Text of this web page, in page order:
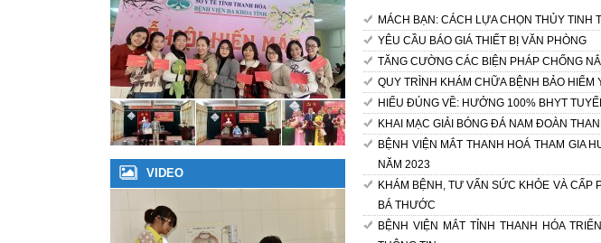
MÁCH BẠN: CÁCH LỰA CHỌN THỦY TINH
YÊU CẦU BÁO GIÁ THIẾT BỊ VĂN PHÒNG
TĂNG CƯỜNG CÁC BIỆN PHÁP CHỐNG
QUY TRÌNH KHÁM CHỮA BỆNH BẢO
HIỂU ĐÚNG VỀ: HƯỞNG 100% BHYT
KHAI MẠC GIẢI BÓNG ĐÁ NAM ĐOÀN
BỆNH VIỆN MẮT THANH HOÁ THAM GIA
NĂM 2023
KHÁM BỆNH, TƯ VẤN SỨC KHỎE VÀ CẤP
BÁ THƯỚC
BỆNH VIỆN MẮT TỈNH THANH HÓA
VIDEO